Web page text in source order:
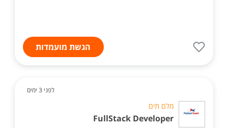
הגשת מועמדות
לפני 3 ימים
מלם תים
FullStack Developer